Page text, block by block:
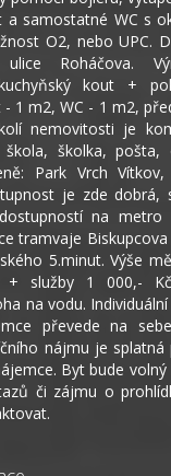
a samostatné WC s
O2, nebo UPC.
Roháčova.
kuchyňský kout +
1 m2, WC - 1 m2,
nemovitosti je
školka, pošta,
Park Vrch Vítkov,
je zde dobrá,
na metro
tramvaje
5.minut. Výše
+ služby 1 000,-
na vodu.
převede na
nájmu je
Byt bude volný
či zájmu o